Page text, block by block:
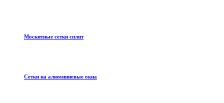
Москитные сетки сплит
Сетки на алюминиевые окна